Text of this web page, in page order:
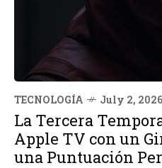
TECNOLOGÍA July 2, 2026
La Tercera
Apple TV con un
una Puntuación